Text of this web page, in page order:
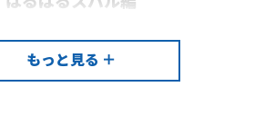
もっと見る ＋